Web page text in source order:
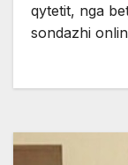
qytetit, nga
sondazhi